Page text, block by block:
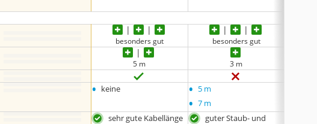
besonders gut besonders gut
5 m 3 m
• keine • 5 m
• 7 m
sehr gute Kabellänge
guter Staub- und